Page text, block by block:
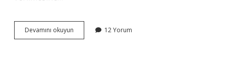
Devamını okuyun
Verilmesine
12 Yorum